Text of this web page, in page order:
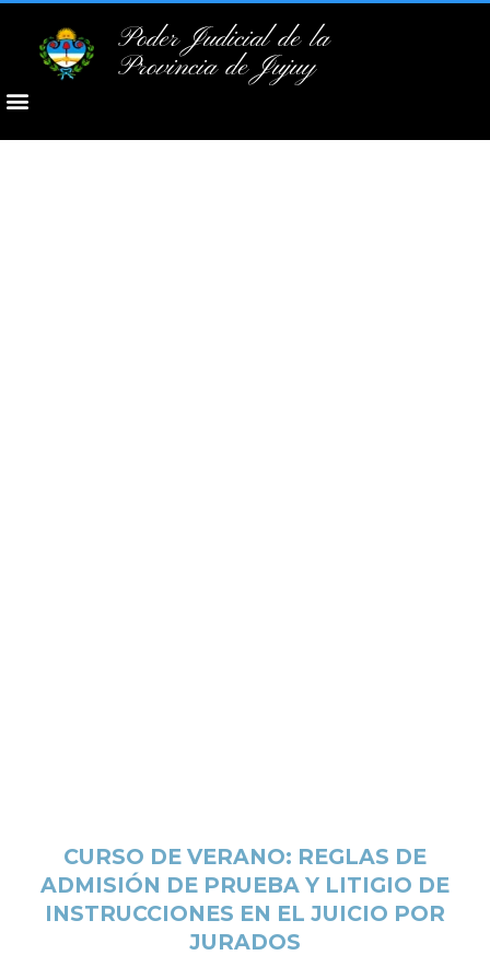
Poder Judicial de la
Provincia de Jujuy
CURSO DE VERANO: REGLAS DE
ADMISIÓN DE PRUEBA Y LITIGIO DE
INSTRUCCIONES EN EL JUICIO POR
JURADOS